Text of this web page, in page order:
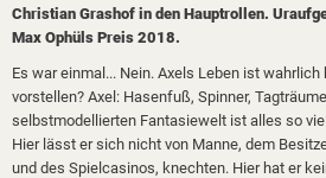
Christian Grashof in den Hauptrollen.
Max Ophüls Preis 2018.
Es war einmal... Nein. Axels Leben ist
vorstellen? Axel: Hasenfuß, Spinner,
selbstmodellierten Fantasiewelt ist alles so
Hier lässt er sich nicht von Manne, dem
und des Spielcasinos, knechten. Hier hat er